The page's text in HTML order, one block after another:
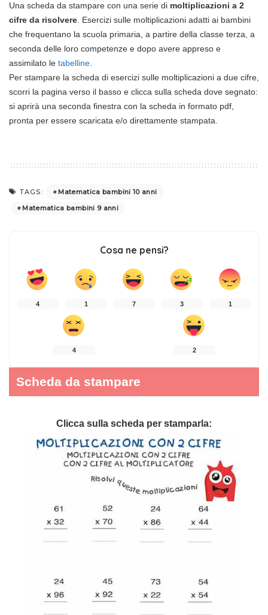
Una scheda da stampare con una serie di moltiplicazioni a 2
cifre da risolvere. Esercizi sulle moltiplicazioni adatti ai bambini
che frequentano la scuola primaria, a partire della classe terza, a
seconda delle loro competenze e dopo avere appreso e
assimilato le tabelline.
Per stampare la scheda di esercizi sulle moltiplicazioni a due cifre,
scorri la pagina verso il basso e clicca sulla scheda dove segnato:
si aprirà una seconda finestra con la scheda in formato pdf,
pronta per essere scaricata e/o direttamente stampata.
TAGS:
Matematica bambini 10 anni
Matematica bambini 9 anni
Cosa ne pensi?
4 1 7 3 1
4 2
Scheda da stampare
Clicca sulla scheda per stamparla: